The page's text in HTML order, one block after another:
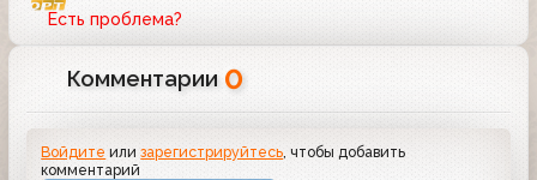
Есть проблема?
Комментарии 0
Войдите илизарегистрируйтесь , чтобы добавить
комментарий